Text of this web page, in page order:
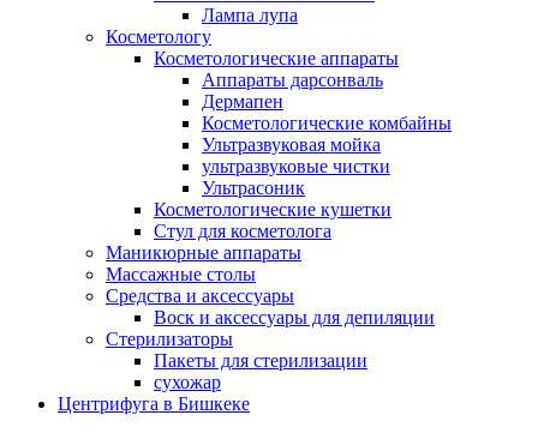
Лампа лупа
Косметологу
Косметологические аппараты
Аппараты дарсонваль
Дермапен
Косметологические комбайны
Ультразвуковая мойка
ультразвуковые чистки
Ультрасоник
Косметологические кушетки
Стул для косметолога
Маникюрные аппараты
Массажные столы
Средства и аксессуары
Воск и аксессуары для депиляции
Стерилизаторы
Пакеты для стерилизации
сухожар
Центрифуга в Бишкеке